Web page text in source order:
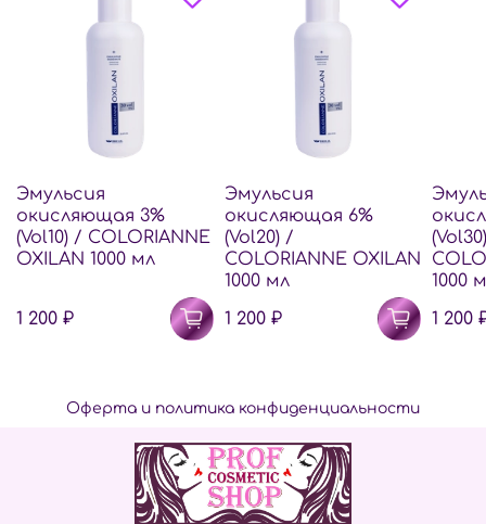
Эмульсия
окисляющая 3%
(Vol10) / COLORIANNE
OXILAN 1000 мл
1 200 ₽
Эмульсия
окисляющая 6%
(Vol20) /
COLORIANNE OXILAN
1000 мл
1 200 ₽
1000
1 200
Оферта и политика конфиденциальности